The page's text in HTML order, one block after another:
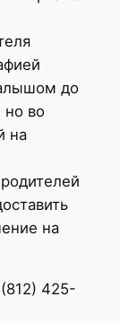
до
но во
на
на
425-